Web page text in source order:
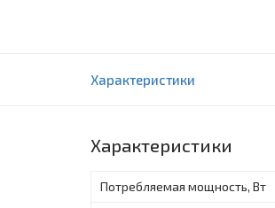
Характеристики
Характеристики
Потребляемая мощность, Вт